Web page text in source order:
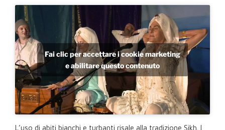
Fai clic per accettare i cookie marketing
e abilitare questo contenuto
L’uso di abiti bianchi e turbanti risale alla tradizione Sikh. I